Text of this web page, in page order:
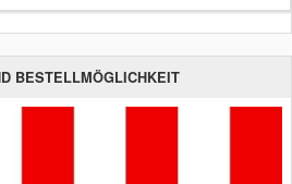
BESTELLMÖGLICHKEIT